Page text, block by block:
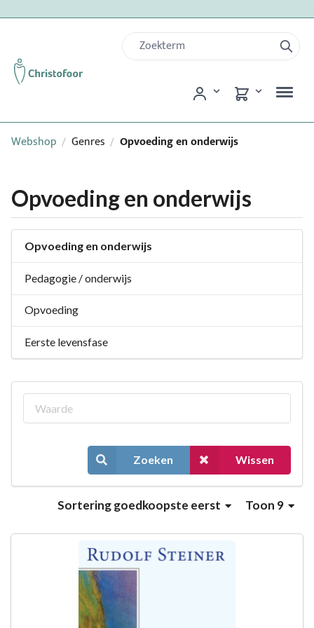
Webshop / Genres / Opvoeding en onderwijs
Opvoeding en onderwijs
Opvoeding en onderwijs
Pedagogie / onderwijs
Opvoeding
Eerste levensfase
Zoeken Wissen
Toon 9
Sorteringgoedkoopste eerst